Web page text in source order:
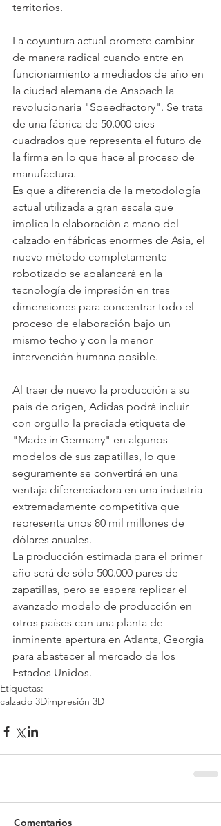
territorios.
La coyuntura actual promete cambiar
de manera radical cuando entre en
funcionamiento a mediados de año en
la ciudad alemana de Ansbach la
revolucionaria "Speedfactory". Se trata
de una fábrica de 50.000 pies
cuadrados que representa el futuro de
la firma en lo que hace al proceso de
manufactura.
Es que a diferencia de la metodología
actual utilizada a gran escala que
implica la elaboración a mano del
calzado en fábricas enormes de Asia, el
nuevo método completamente
robotizado se apalancará en la
tecnología de impresión en tres
dimensiones para concentrar todo el
proceso de elaboración bajo un
mismo techo y con la menor
intervención humana posible.
Al traer de nuevo la producción a su
país de origen, Adidas podrá incluir
con orgullo la preciada etiqueta de
"Made in Germany" en algunos
modelos de sus zapatillas, lo que
seguramente se convertirá en una
ventaja diferenciadora en una industria
extremadamente competitiva que
representa unos 80 mil millones de
dólares anuales.
La producción estimada para el primer
año será de sólo 500.000 pares de
zapatillas, pero se espera replicar el
avanzado modelo de producción en
otros países con una planta de
inminente apertura en Atlanta, Georgia
para abastecer al mercado de los
Estados Unidos.
Etiquetas:
calzado 3Dimpresión 3D
Comentarios